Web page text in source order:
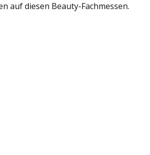
auf diesen Beauty-Fachmessen.